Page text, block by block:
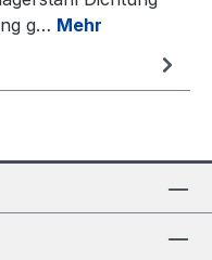
g… Mehr